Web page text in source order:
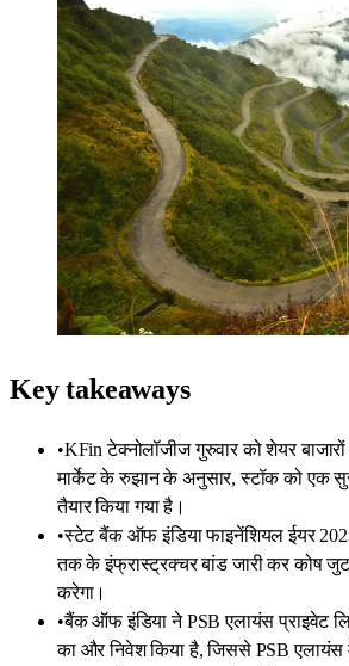
Key takeaways
•KFin टेक्नोलॉजीज गुरुवार को शेयर
मार्केट के रुझान के अनुसार, स्टॉक को एक
तैयार किया गया है।
•स्टेट बैंक ऑफ इंडिया फाइनेंशियल ईयर
तक के इंफ्रास्ट्रक्चर बांड जारी कर कोष
करेगा।
•बैंक ऑफ इंडिया ने PSB एलायंस प्राइवेट
का और निवेश किया है, जिससे PSB एलायंस